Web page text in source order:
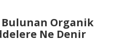
Organik
Ne Denir